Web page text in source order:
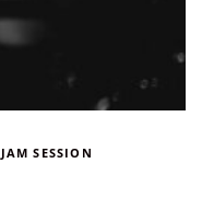
JAM SESSION